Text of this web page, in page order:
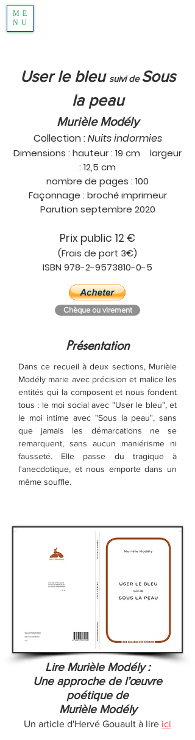
ME
NU
User le bleu suivi deSous
la peau
Murièle Modély
Collection :Nuits indormies
Dimensions : hauteur : 19 cm largeur
: 12,5 cm
nombre de pages : 100
Façonnage : broché imprimeur
Parution septembre 2020
Prix public 12 €
(Frais de port 3€)
ISBN 978-2-9573810-0-5
Chèque ou virement
Présentation
Dans ce recueil à deux sections, Murièle
Modély marie avec précision et malice les
entités qui la composent et nous fondent
tous : le moi social avec "User le bleu", et
le moi intime avec "Sous la peau", sans
que jamais les démarcations ne se
remarquent, sans aucun maniérisme ni
fausseté. Elle passe du tragique à
l'anecdotique, et nous emporte dans un
même souffle.
Lire Murièle Modély :
Une approche de l’œuvre
poétique de
Murièle Modély
Un article d'Hervé Gouault à lire ici